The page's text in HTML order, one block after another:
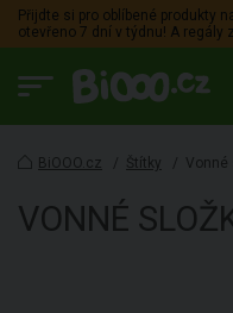
Přijdte si pro oblíbené produkty
otevřeno 7 dní v týdnu! A regály
BiOOO.cz / Štítky / Vonné
VONNÉ